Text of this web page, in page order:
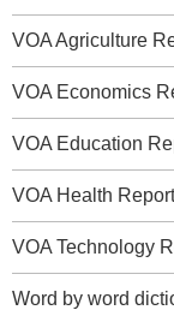
VOA Agriculture
VOA Economics
VOA Education
VOA Health Report
VOA Technology
Word by word